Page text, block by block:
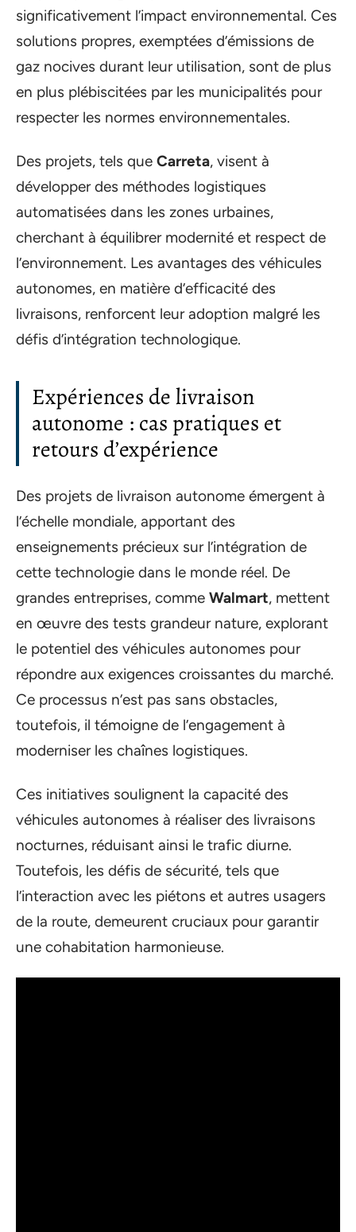
significativement l’impact environnemental. Ces
solutions propres, exemptées d’émissions de
gaz nocives durant leur utilisation, sont de plus
en plus plébiscitées par les municipalités pour
respecter les normes environnementales.
Des projets, tels que Carreta, visent à
développer des méthodes logistiques
automatisées dans les zones urbaines,
cherchant à équilibrer modernité et respect de
l’environnement. Les avantages des véhicules
autonomes, en matière d’efficacité des
livraisons, renforcent leur adoption malgré les
défis d’intégration technologique.
Expériences de livraison
autonome : cas pratiques et
retours d’expérience
Des projets de livraison autonome émergent à
l’échelle mondiale, apportant des
enseignements précieux sur l’intégration de
cette technologie dans le monde réel. De
grandes entreprises, comme Walmart, mettent
en œuvre des tests grandeur nature, explorant
le potentiel des véhicules autonomes pour
répondre aux exigences croissantes du marché.
Ce processus n’est pas sans obstacles,
toutefois, il témoigne de l’engagement à
moderniser les chaînes logistiques.
Ces initiatives soulignent la capacité des
véhicules autonomes à réaliser des livraisons
nocturnes, réduisant ainsi le trafic diurne.
Toutefois, les défis de sécurité, tels que
l’interaction avec les piétons et autres usagers
de la route, demeurent cruciaux pour garantir
une cohabitation harmonieuse.